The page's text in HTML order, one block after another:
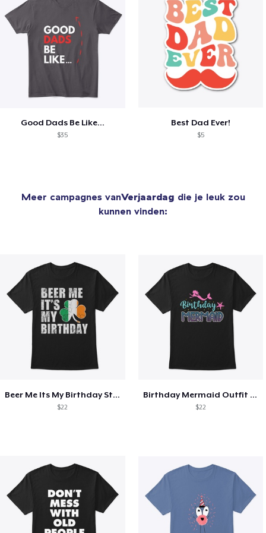
Good Dads Be Like...
$35
Best Dad Ever!
$5
Meer campagnes vanVerjaardag die je leuk zou
kunnen vinden:
Beer Me Its My Birthday St Patricks Day
$22
Birthday Mermaid Outfit Costume
$22